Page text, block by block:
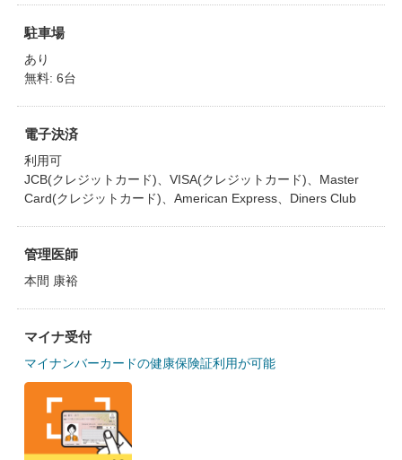
駐車場
あり
無料: 6台
電子決済
利用可
JCB(クレジットカード)、VISA(クレジットカード)、Master
Card(クレジットカード)、American Express、Diners Club
管理医師
本間 康裕
マイナ受付
マイナンバーカードの健康保険証利用が可能